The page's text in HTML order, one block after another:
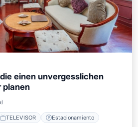
einen unvergesslichen
planen
TELEVISOR Estacionamiento